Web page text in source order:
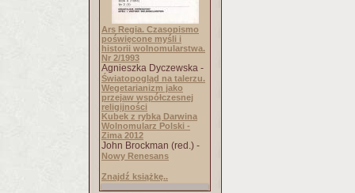
Ars Regia. Czasopismo
poświęcone myśli i
historii wolnomularstwa.
Nr 2/1993
Agnieszka Dyczewska -
Światopogląd na talerzu.
Wegetarianizm jako
przejaw współczesnej
religijności
Kubek z rybką Darwina
Wolnomularz Polski -
Zima 2012
John Brockman (red.) -
Nowy Renesans
Znajdź książkę..